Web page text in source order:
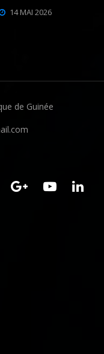
14 MAI 2026
de Guinée